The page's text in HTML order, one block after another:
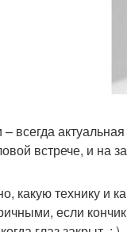
– всегда
встрече, и на
какую технику и
если кончик